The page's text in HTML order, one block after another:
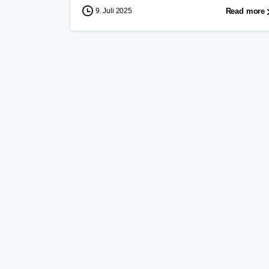
9. Juli 2025 Read more